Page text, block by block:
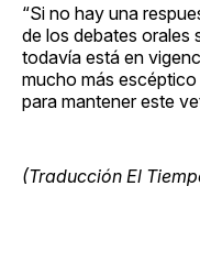
“Si no hay una
de los debates orales
todavía está en
mucho más
para mantener este
(Traducción El